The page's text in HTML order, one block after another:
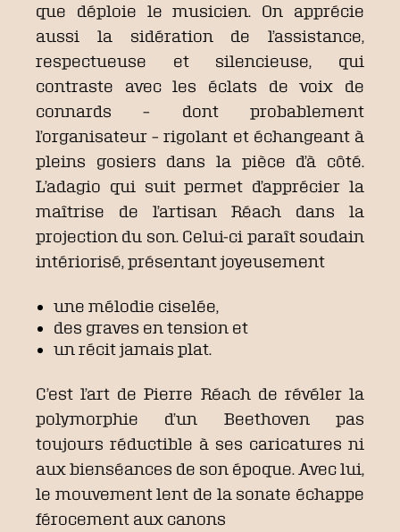
que déploie le musicien. On apprécie
aussi la sidération de l’assistance,
respectueuse et silencieuse, qui
contraste avec les éclats de voix de
connards – dont probablement
l’organisateur – rigolant et échangeant à
pleins gosiers dans la pièce d’à côté.
L’adagio qui suit permet d’apprécier la
maîtrise de l’artisan Réach dans la
projection du son. Celui-ci paraît soudain
intériorisé, présentant joyeusement
une mélodie ciselée,
des graves en tension et
un récit jamais plat.
C’est l’art de Pierre Réach de révéler la
polymorphie d’un Beethoven pas
toujours réductible à ses caricatures ni
aux bienséances de son époque. Avec lui,
le mouvement lent de la sonate échappe
férocement aux canons